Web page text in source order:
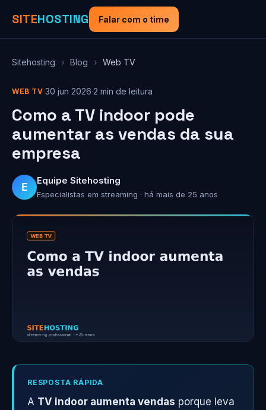
SITEHOSTING Falar com o time
Sitehosting › Blog › Web TV
WEB TV·30 jun 2026·2 min de leitura
Como a TV indoor pode
aumentar as vendas da sua
empresa
E
Equipe Sitehosting
Especialistas em streaming · há mais de 25 anos
RESPOSTA RÁPIDA
A TV indoor aumenta vendas porque leva